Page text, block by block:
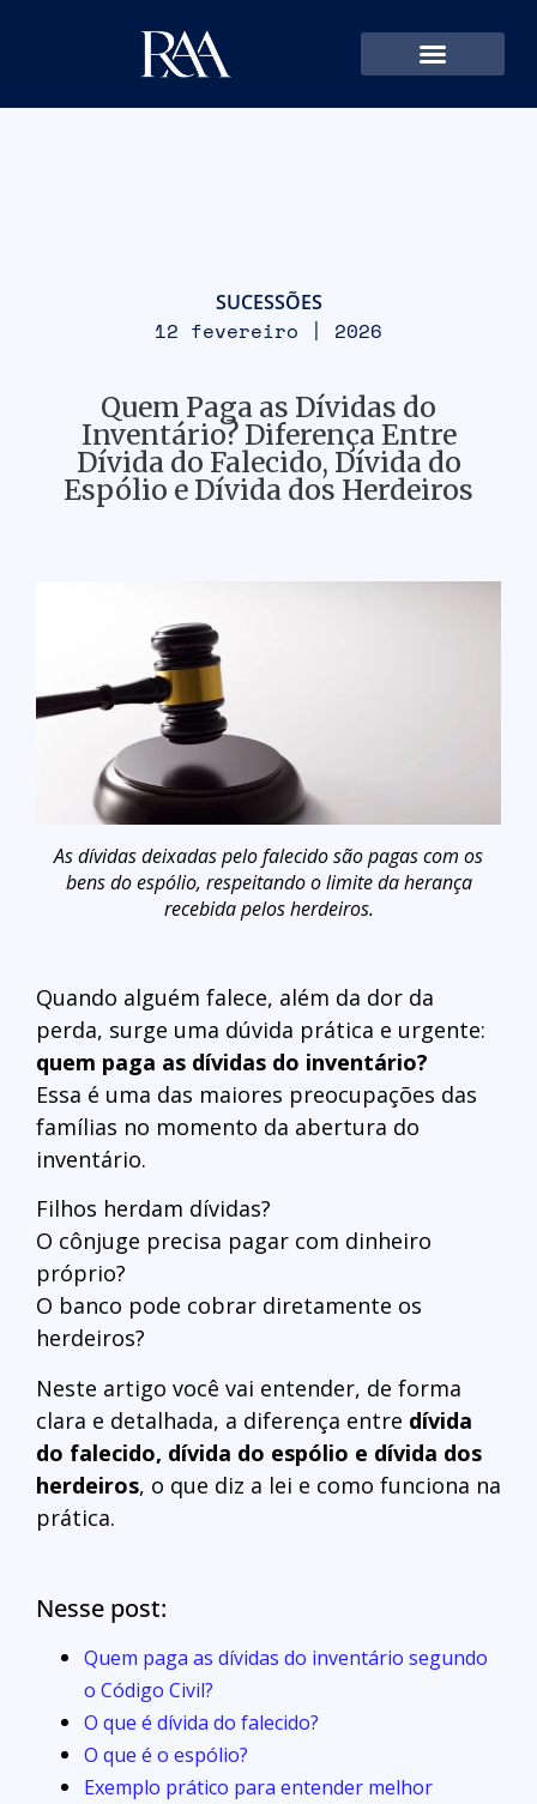
SUCESSÕES
12 fevereiro | 2026
Quem Paga as Dívidas do
Inventário? Diferença Entre
Dívida do Falecido, Dívida do
Espólio e Dívida dos Herdeiros
As dívidas deixadas pelo falecido são pagas com os
bens do espólio, respeitando o limite da herança
recebida pelos herdeiros.
Quando alguém falece, além da dor da
perda, surge uma dúvida prática e urgente:
quem paga as dívidas do inventário?
Essa é uma das maiores preocupações das
famílias no momento da abertura do
inventário.
Filhos herdam dívidas?
O cônjuge precisa pagar com dinheiro
próprio?
O banco pode cobrar diretamente os
herdeiros?
Neste artigo você vai entender, de forma
clara e detalhada, a diferença entre dívida
do falecido, dívida do espólio e dívida dos
herdeiros, o que diz a lei e como funciona na
prática.
Nesse post:
Quem paga as dívidas do inventário segundo
o Código Civil?
O que é dívida do falecido?
O que é o espólio?
Exemplo prático para entender melhor